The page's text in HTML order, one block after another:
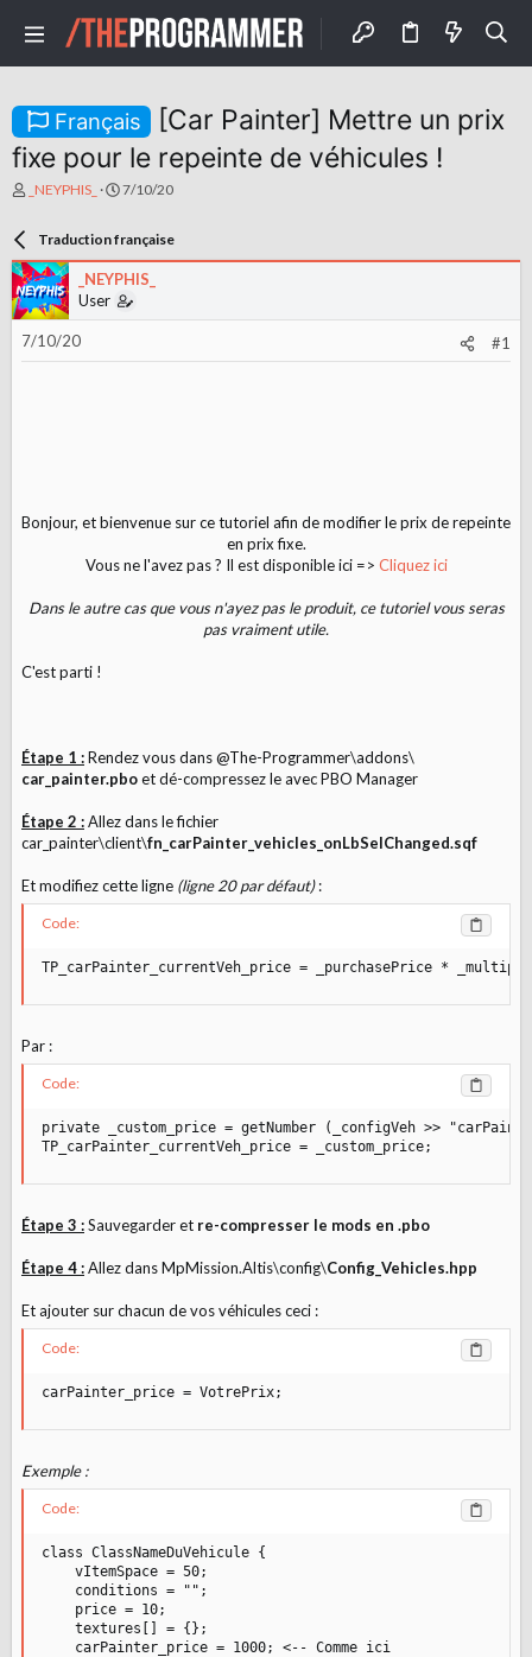
Français
[Car Painter] Mettre un prix
fixe pour le repeinte de véhicules !
A
u
r
d
e
l
a
o
_NEYPHIS_
D
e
d
e
d
é
u
7/10/20
Traduction française
_NEYPHIS_
User
7/10/20 #1
Bonjour, et bienvenue sur ce tutoriel afin de modifier le prix de repeinte
en prix fixe.
Vous ne l'avez pas ? Il est disponible ici => Cliquez ici
Dans le autre cas que vous n'ayez pas le produit, ce tutoriel vous seras
pas vraiment utile.
C'est parti !
Étape 1 :Rendez vous dans @The-Programmer\addons\
car_painter.pboet dé-compressez le avec PBO Manager
Étape 2 :Allez dans le fichier
car_painter\client\fn_carPainter_vehicles_onLbSelChanged.sqf
Et modifiez cette ligne (ligne 20 par défaut):
Code:
TP_carPainter_currentVeh_price = _purchasePrice *
Par :
Code:
private _custom_price = getNumber (_configVeh >>
TP_carPainter_currentVeh_price = _custom_price;
Étape 3 :Sauvegarder et re-compresser le mods en .pbo
Étape 4 :Allez dans MpMission.Altis\config\Config_Vehicles.hpp
Et ajouter sur chacun de vos véhicules ceci :
Code:
carPainter_price = VotrePrix;
Exemple :
Code:
class ClassNameDuVehicule {
    vItemSpace = 50;
    conditions = "";
    price = 10;
    textures[] = {};
    carPainter_price = 1000; <-- Comme ici